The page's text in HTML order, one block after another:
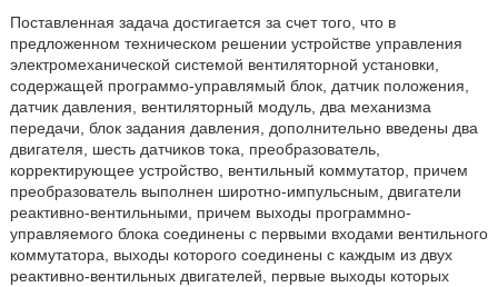
Поставленная задача достигается за счет того, что в
предложенном техническом решении устройстве управления
электромеханической системой вентиляторной установки,
содержащей программо-управлямый блок, датчик положения,
датчик давления, вентиляторный модуль, два механизма
передачи, блок задания давления, дополнительно введены два
двигателя, шесть датчиков тока, преобразователь,
корректирующее устройство, вентильный коммутатор, причем
преобразователь выполнен широтно-импульсным, двигатели
реактивно-вентильными, причем выходы программно-
управляемого блока соединены с первыми входами вентильного
коммутатора, выходы которого соединены с каждым из двух
реактивно-вентильных двигателей, первые выходы которых